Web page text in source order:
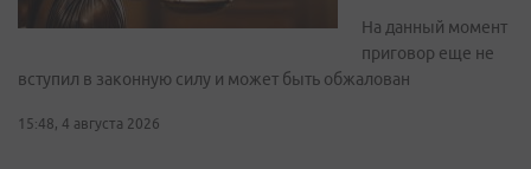
На данный момент
приговор еще не
вступил в законную силу и может быть обжалован
15:48, 4 августа 2026